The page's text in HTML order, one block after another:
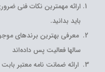
ارائه مهمترین نکات فنی
باید بدانید.
معرفی بهترین برندهای موجود
سالها فعالیت پس داده‌اند
ارائه ضمانت نامه معتبر